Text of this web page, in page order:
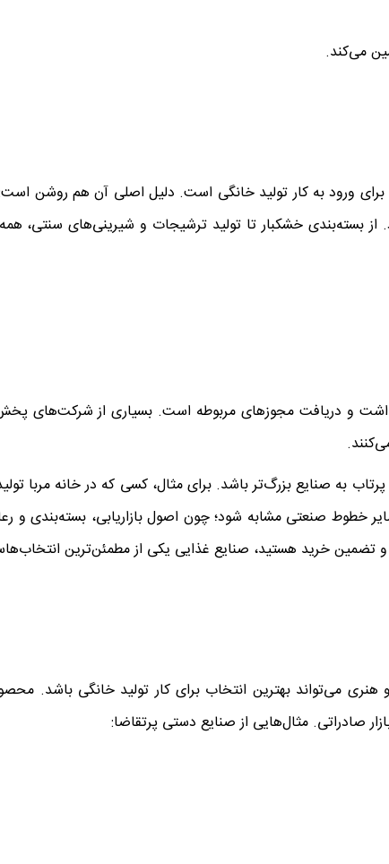
می‌کند.
برای ورود به کار تولید خانگی است. دلیل اصلی آن هم روشن
بسته‌بندی خشکبار تا تولید ترشیجات و شیرینی‌های سنتی، همه
و دریافت مجوزهای مربوطه است. بسیاری از شرکت‌های پخش
به صنایع بزرگ‌تر باشد. برای مثال، کسی که در خانه مربا
خطوط صنعتی مشابه شود؛ چون اصول بازاریابی، بسته‌بندی و
و تضمین خرید هستید، صنایع غذایی یکی از مطمئن‌ترین
می‌تواند بهترین انتخاب برای کار تولید خانگی باشد.
صادراتی. مثال‌هایی از صنایع دستی پرتقاضا: